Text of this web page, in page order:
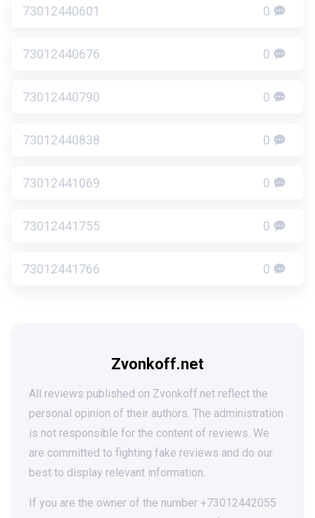
73012440601 0
73012440676 0
73012440790 0
73012440838 0
73012441069 0
73012441755 0
73012441766 0
Zvonkoff.net
All reviews published on Zvonkoff.net reflect the
personal opinion of their authors. The administration
is not responsible for the content of reviews. We
are committed to fighting fake reviews and do our
best to display relevant information.
If you are the owner of the number +73012442055